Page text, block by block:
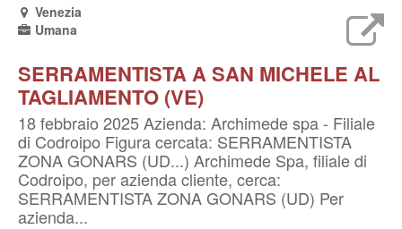
Venezia
Umana
SERRAMENTISTA A SAN MICHELE AL
TAGLIAMENTO (VE)
18 febbraio 2025 Azienda: Archimede spa - Filiale
di Codroipo Figura cercata: SERRAMENTISTA
ZONA GONARS (UD...) Archimede Spa, filiale di
Codroipo, per azienda cliente, cerca:
SERRAMENTISTA ZONA GONARS (UD) Per
azienda...